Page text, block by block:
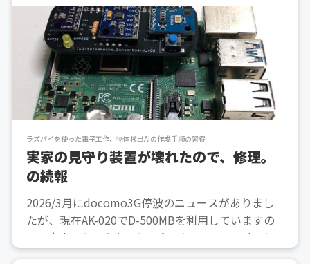
ラズパイを使った電子工作、物体検出AIの作成手順の習得
実家の見守り装置が壊れたので、修理。
の続報
2026/3月にdocomo3G停波のニュースがありまし
たが、現在AK-020でD-500MBを利用していますの
で、止まっちゃうな〜ということで、LTEのsimを使
えルーターを購入こちらで、運用しようと考えてい